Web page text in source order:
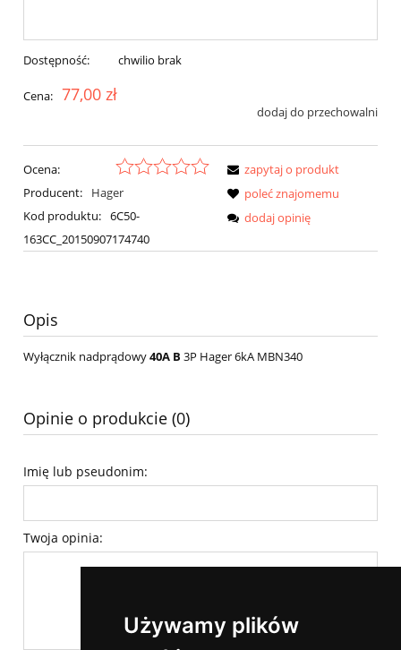
Używamy plików
Dostępność: chwilio brak
Cena: 77,00 zł
dodaj do przechowalni
Ocena:
Producent:
Hager
Kod produktu: 6C50-
163CC_20150907174740
zapytaj o produkt
poleć znajomemu
dodaj opinię
Opis
Wyłącznik nadprądowy40A B 3P Hager 6kA MBN340
Opinie o produkcie (0)
Imię lub pseudonim:
Twoja opinia: